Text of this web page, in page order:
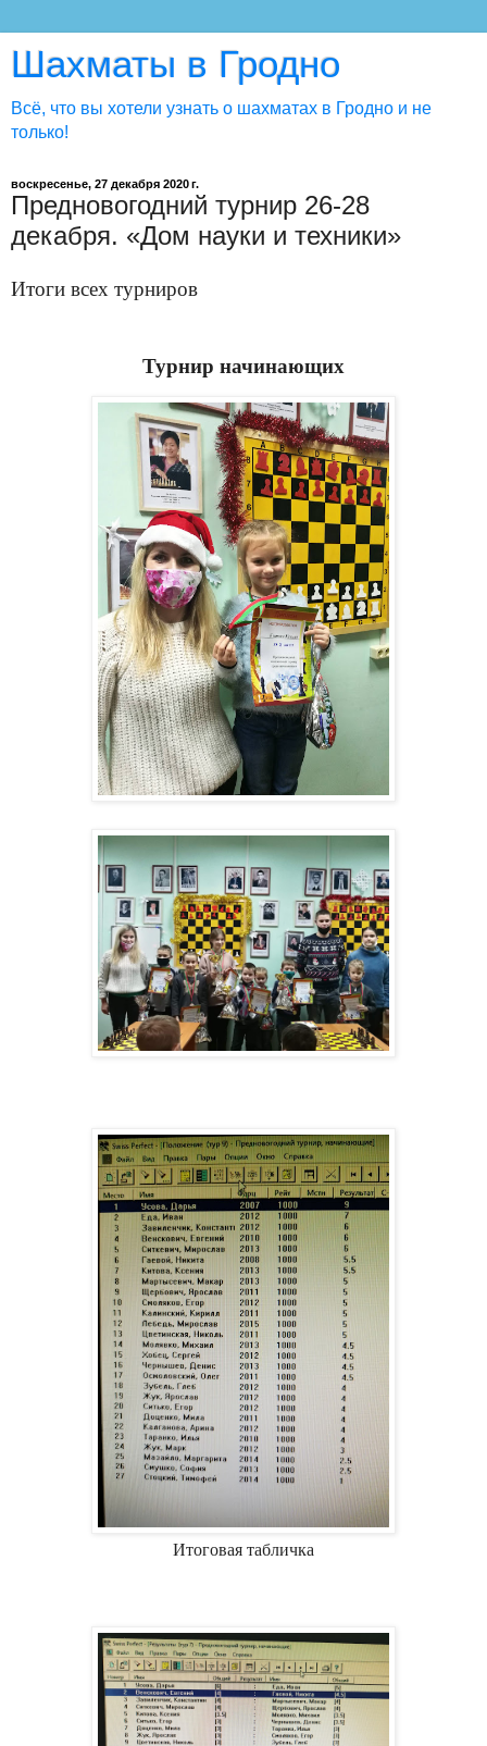
Шахматы в Гродно
Всё, что вы хотели узнать о шахматах в Гродно и не
только!
воскресенье, 27 декабря 2020 г.
Предновогодний турнир 26-28
декабря. «Дом науки и техники»
Итоги всех турниров
Турнир начинающих
Итоговая табличка